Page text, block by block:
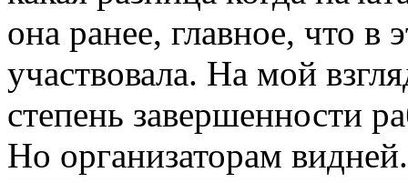
она ранее, главное, что в
участвовала. На мой
степень завершенности
Но организаторам видней.